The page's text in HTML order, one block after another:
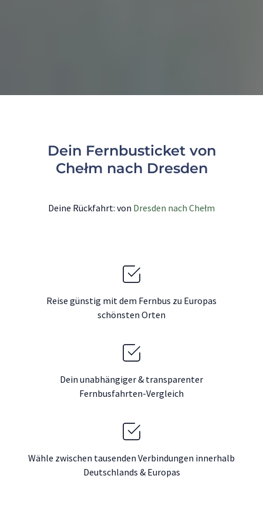
Dein Fernbusticket von
Chełm nach Dresden
Deine Rückfahrt: von Dresden nach Chełm
Reise günstig mit dem Fernbus zu Europas
schönsten Orten
Dein unabhängiger & transparenter
Fernbusfahrten-Vergleich
Wähle zwischen tausenden Verbindungen innerhalb
Deutschlands & Europas